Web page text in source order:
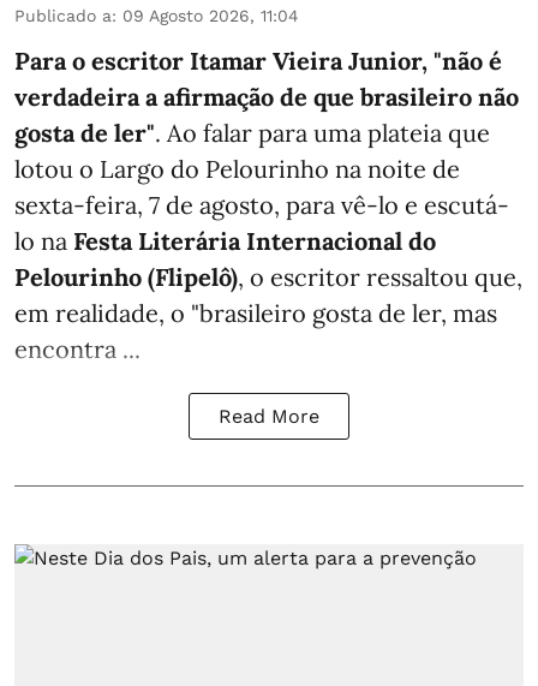
Publicado a: 09 Agosto 2026, 11:04
Para o escritor Itamar Vieira Junior, "não é
verdadeira a afirmação de que brasileiro não
gosta de ler". Ao falar para uma plateia que
lotou o Largo do Pelourinho na noite de
sexta-feira, 7 de agosto, para vê-lo e escutá-
lo na Festa Literária Internacional do
Pelourinho (Flipelô), o escritor ressaltou que,
em realidade, o "brasileiro gosta de ler, mas
encontra ...
Read More